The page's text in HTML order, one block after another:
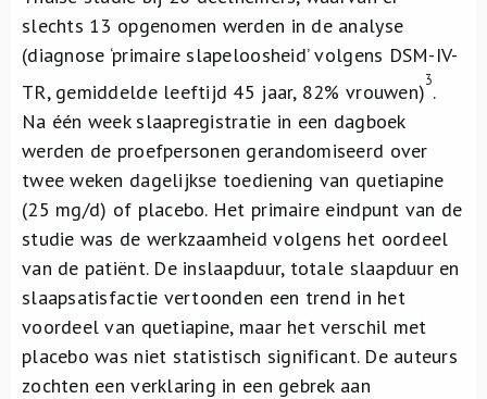
slechts 13 opgenomen werden in de analyse
(diagnose ‘primaire slapeloosheid’ volgens DSM-IV-
TR, gemiddelde leeftijd 45 jaar, 82% vrouwen)3.
Na één week slaapregistratie in een dagboek
werden de proefpersonen gerandomiseerd over
twee weken dagelijkse toediening van quetiapine
(25 mg/d) of placebo. Het primaire eindpunt van de
studie was de werkzaamheid volgens het oordeel
van de patiënt. De inslaapduur, totale slaapduur en
slaapsatisfactie vertoonden een trend in het
voordeel van quetiapine, maar het verschil met
placebo was niet statistisch significant. De auteurs
zochten een verklaring in een gebrek aan